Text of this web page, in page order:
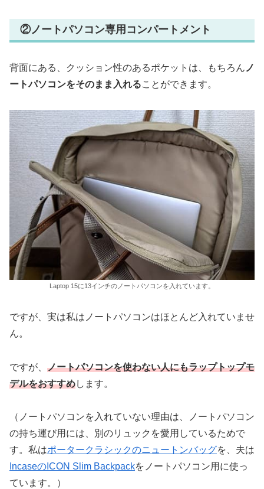
②ノートパソコン専用コンパートメント
背面にある、クッション性のあるポケットは、もちろん ノ
ートパソコンをそのまま入れることができます。
Laptop 15に13インチのノートパソコンを入れています。
ですが、実は私はノートパソコンはほとんど入れていませ
ん。
ですが、 ノートパソコンを使わない人にもラップトップモ
デルをおすすめします。
（ノートパソコンを入れていない理由は、ノートパソコン
の持ち運び用には、別のリュックを愛用しているためで
す。私はポータークラシックのニュートンバッグを、夫は
IncaseのICON Slim Backpackをノートパソコン用に使っ
ています。）